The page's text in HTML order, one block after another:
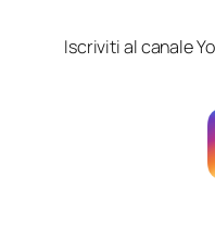
Iscriviti al canale